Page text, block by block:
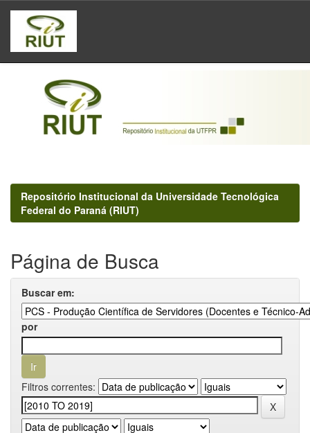
Skip
navigation
Repositório Institucional da Universidade Tecnológica
Federal do Paraná (RIUT)
Página de Busca
Buscar em:
por
Filtros correntes: